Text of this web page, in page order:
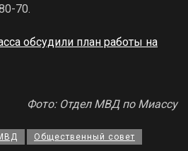
70.
Фото: Отдел МВД по Миассу
Общественный совет